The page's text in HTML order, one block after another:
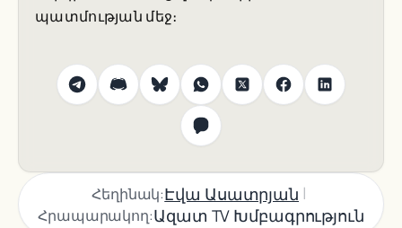
պատմության մեջ։
Հեղինակ:Էվա Ասատրյան |
Հրապարակող:Ազատ TV Խմբագրություն